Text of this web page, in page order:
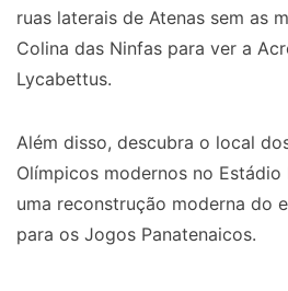
ruas laterais de Atenas sem as
Colina das Ninfas para ver a
Lycabettus.
Além disso, descubra o local
Olímpicos modernos no Estádio
uma reconstrução moderna do
para os Jogos Panatenaicos.